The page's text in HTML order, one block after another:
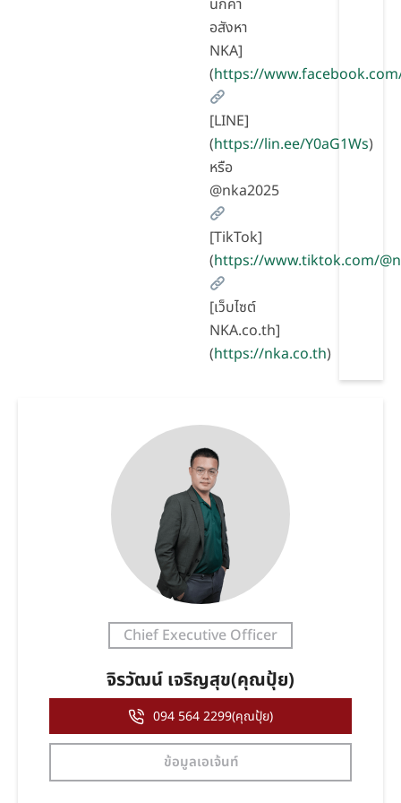
นักค้า
อสังหา
NKA]
(https://
[LINE]
(https://lin.ee/Y0aG1Ws)
หรือ
@nka2025
[TikTok]
(https://www.tiktok.com/
[เว็บไซต์
NKA.co.th]
(https://nka.co.th)
Chief Executive Officer
จิรวัฒน์ เจริญสุข(คุณปุ้ย)
094 564 2299(คุณปุ้ย)
ข้อมูลเอเจ้นท์